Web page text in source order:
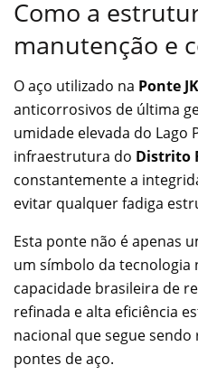
Como a
manutenção e
O aço utilizado na Ponte JK
anticorrosivos de última
umidade elevada do Lago
infraestrutura do Distrito
constantemente a
evitar qualquer fadiga
Esta ponte não é apenas
um símbolo da tecnologia
capacidade brasileira de
refinada e alta eficiência
nacional que segue
pontes de aço.